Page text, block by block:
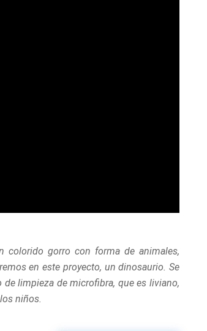
colorido gorro con forma de animales,
en este proyecto, un dinosaurio. Se
limpieza de microfibra, que es liviano,
niños.